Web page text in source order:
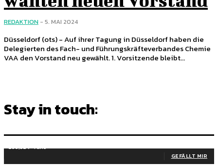
REDAKTION - 5. MAI 2024
Düsseldorf (ots) - Auf ihrer Tagung in Düsseldorf haben die
Delegierten des Fach- und Führungskräfteverbandes Chemie
VAA den Vorstand neu gewählt. 1. Vorsitzende bleibt...
Stay in touch:
255,324 Fans
GEFÄLLT MIR